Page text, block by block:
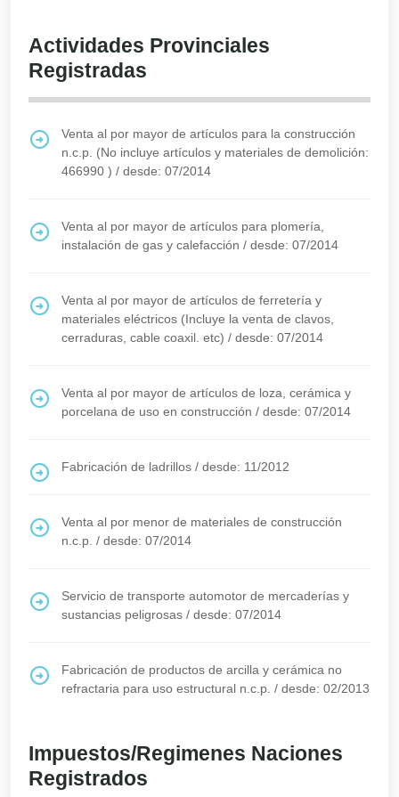
Actividades Provinciales
Registradas
Venta al por mayor de artículos para la construcción
n.c.p. (No incluye artículos y materiales de demolición:
466990 ) / desde: 07/2014
Venta al por mayor de artículos para plomería,
instalación de gas y calefacción / desde: 07/2014
Venta al por mayor de artículos de ferretería y
materiales eléctricos (Incluye la venta de clavos,
cerraduras, cable coaxil. etc) / desde: 07/2014
Venta al por mayor de artículos de loza, cerámica y
porcelana de uso en construcción / desde: 07/2014
Fabricación de ladrillos / desde: 11/2012
Venta al por menor de materiales de construcción
n.c.p. / desde: 07/2014
Servicio de transporte automotor de mercaderías y
sustancias peligrosas / desde: 07/2014
Fabricación de productos de arcilla y cerámica no
refractaria para uso estructural n.c.p. / desde: 02/2013
Impuestos/Regimenes Naciones
Registrados